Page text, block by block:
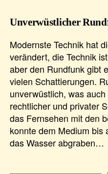
Unverwüstlicher
Modernste Technik hat
verändert, die Technik
aber den Rundfunk gibt
vielen Schattierungen.
unverwüstlich, was
rechtlicher und privater
das Fernsehen mit den
konnte dem Medium bis
das Wasser abgraben…